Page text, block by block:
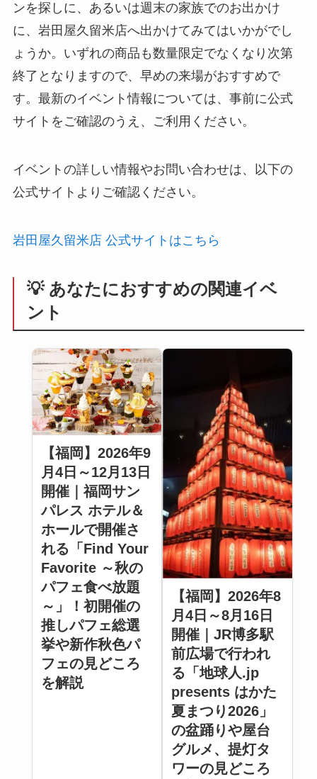
ンを探しに、あるいは週末の家族でのお出かけ
に、岩田屋久留米店へ出かけてみてはいかがでし
ょうか。いずれの商品も数量限定でなくなり次第
終了となりますので、早めの来場がおすすめで
す。最新のイベント情報については、事前に公式
サイトをご確認のうえ、ご利用ください。
イベントの詳しい情報やお問い合わせは、以下の
公式サイトよりご確認ください。
岩田屋久留米店 公式サイトはこちら
💡 あなたにおすすめの関連イベ
ント
【福岡】2026年9
月4日～12月13日
開催｜福岡サン
パレス ホテル＆
ホールで開催さ
れる「Find Your
Favorite ～秋の
パフェ食べ放題
～」！初開催の
推しパフェ総選
挙や新作秋色パ
フェの見どころ
を解説
【福岡】2026年8
月4日～8月16日
開催｜JR博多駅
前広場で行われ
る「地球人.jp
presents はかた
夏まつり2026」
の盆踊りや屋台
グルメ、提灯タ
ワーの見どころ